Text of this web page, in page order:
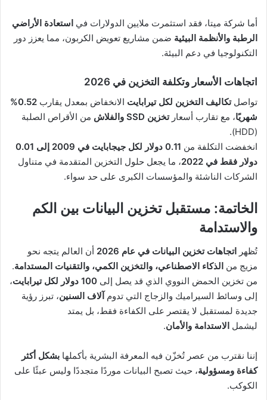
أما شركة ميتا، فقد استثمرت ملايين الدولارات في استعادة الأراضي
الرطبة والأنظمة البيئية ضمن مشاريع تعويض الكربون، مما يعزز دور
التكنولوجيا في دعم البيئة.
اتجاهات الأسعار وتكلفة التخزين في 2026
تواصلتكاليف التخزين لكل تيرابايت الانخفاض بمعدل يقارب
0.52%
شهريًا، مع تقارب أسعارتخزين SSD والفلاش
من الأقراص الصلبة
(HDD).
انخفضت التكلفة من
0.11 دولار لكل جيجابايت في 2009 إلى 0.01
دولار فقط في 2022
، ما يجعل حلول التخزين المتقدمة في متناول
الشركات الناشئة والمؤسسات الكبرى على حد سواء.
الخاتمة: مستقبل تخزين البيانات بين الكم
والاستدامة
تُظهر اتجاهات تخزين البيانات في عام 2026
أن العالم يتجه نحو
مزيج من الذكاء الاصطناعي، والتخزين الكمي، والتقنيات المستدامة.
من تخزين الحمض النووي الذي قد يصل إلى 100 دولار لكل تيرابايت
،
إلى وسائط السيراميك والزجاج التي تدوم آلاف السنين، تبرز رؤية
جديدة لمستقبل لا يقتصر على الكفاءة فقط، بل يمتد
ليشمل الاستدامة والأمان.
إننا نقترب من عصر تُخزّن فيه المعرفة البشرية بأكملها بشكل أكثر
كفاءة ومسؤولية، حيث تصبح البيانات موردًا متجددًا وليس عبئًا على
الكوكب.